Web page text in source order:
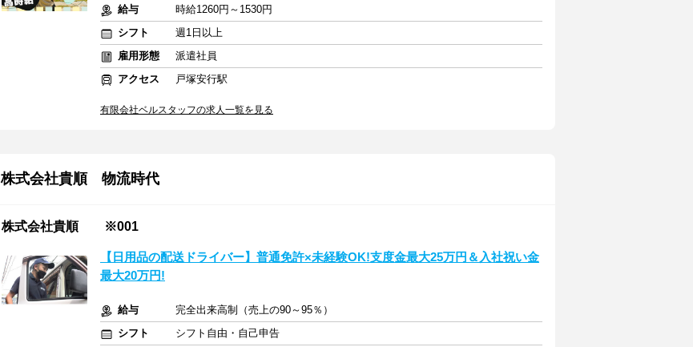
給与
時給1260円～1530円
シフト
週1日以上
雇用形態
派遣社員
アクセス
戸塚安行駅
有限会社ベルスタッフの求人一覧を見る
株式会社貴順 物流時代
株式会社貴順 ※001
【日用品の配送ドライバー】普通免許×未経験OK!支度金最大25万円＆入社祝い金
最大20万円!
給与
完全出来高制（売上の90～95％）
シフト
シフト自由・自己申告